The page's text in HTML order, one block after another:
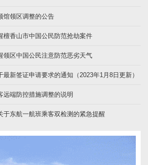
馆领区调整的公告
檀香山市中国公民防范抢劫案件
领区中国公民注意防范恶劣天气
新签证申请要求的通知（2023年1月8日更新）
远端防控措施调整的说明
于东航一航班乘客双检测的紧急提醒